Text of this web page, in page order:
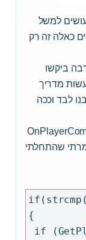
למשל
כאלה זה רק
ביקשו
מדריך
לבד וככה
שהתחלתי
{
if